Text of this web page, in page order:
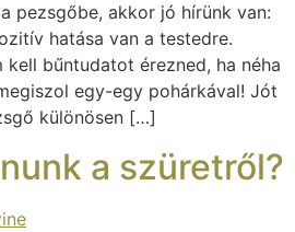
pezsgőbe, akkor jó hírünk van:
hatása van a testedre.
kell bűntudatot érezned, ha néha
egy-egy pohárkával! Jót
különösen […]
a szüretről?